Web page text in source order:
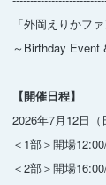
「外岡えりかフ
～Birthday Event
【開催日程】
2026年7月12日（
＜1部＞開場
＜2部＞開場